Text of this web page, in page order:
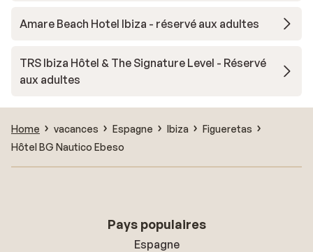
Amare Beach Hotel Ibiza - réservé aux adultes
TRS Ibiza Hôtel & The Signature Level - Réservé
aux adultes
Home vacances Espagne Ibiza
Figueretas
Hôtel BG Nautico Ebeso
Pays populaires
Espagne